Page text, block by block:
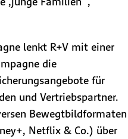
lenkt R+V mit einer
die
für
und Vertriebspartner.
Bewegtbildformaten
Netflix & Co.) über